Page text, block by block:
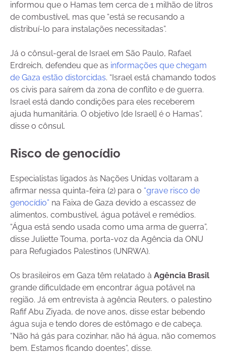
informou que o Hamas tem cerca de 1 milhão de litros
de combustível, mas que “está se recusando a
distribuí-lo para instalações necessitadas”.
Já o cônsul-geral de Israel em São Paulo, Rafael
Erdreich, defendeu que as informações que chegam
de Gaza estão distorcidas. “Israel está chamando todos
os civis para saírem da zona de conflito e de guerra.
Israel está dando condições para eles receberem
ajuda humanitária. O objetivo [de Israel] é o Hamas”,
disse o cônsul.
Risco de genocídio
Especialistas ligados às Nações Unidas voltaram a
afirmar nessa quinta-feira (2) para o “grave risco de
genocídio” na Faixa de Gaza devido a escassez de
alimentos, combustível, água potável e remédios.
“Água está sendo usada como uma arma de guerra”,
disse Juliette Touma, porta-voz da Agência da ONU
para Refugiados Palestinos (UNRWA).
Os brasileiros em Gaza têm relatado à Agência Brasil
grande dificuldade em encontrar água potável na
região. Já em entrevista à agência Reuters, o palestino
Rafif Abu Ziyada, de nove anos, disse estar bebendo
água suja e tendo dores de estômago e de cabeça.
“Não há gás para cozinhar, não há água, não comemos
bem. Estamos ficando doentes”, disse.